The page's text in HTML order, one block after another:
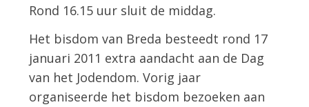
Rond 16.15 uur sluit de middag.
Het bisdom van Breda besteedt rond 17
januari 2011 extra aandacht aan de Dag
van het Jodendom. Vorig jaar
organiseerde het bisdom bezoeken aan